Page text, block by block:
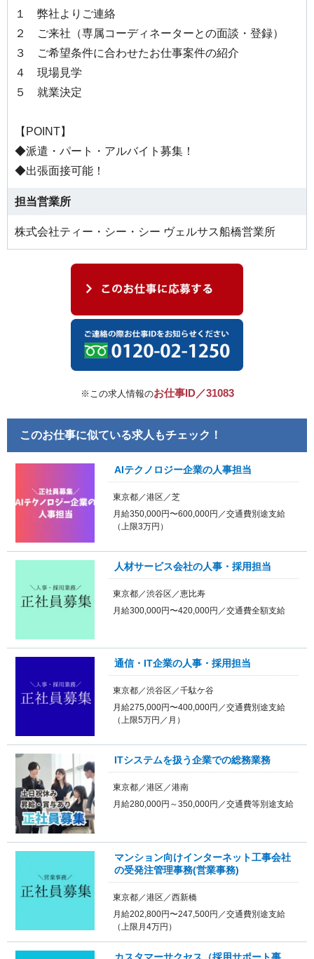
１ 弊社よりご連絡
２ ご来社（専属コーディネーターとの面談・登録）
３ ご希望条件に合わせたお仕事案件の紹介
４ 現場見学
５ 就業決定
【POINT】
◆派遣・パート・アルバイト募集！
◆出張面接可能！
担当営業所
株式会社ティー・シー・シー ヴェルサス船橋営業所
※この求人情報のお仕事ID／31083
このお仕事に似ている求人もチェック！
AIテクノロジー企業の人事担当
東京都／港区／芝
月給350,000円〜600,000円／交通費別途支給
（上限3万円）
人材サービス会社の人事・採用担当
東京都／渋谷区／恵比寿
月給300,000円〜420,000円／交通費全額支給
通信・IT企業の人事・採用担当
東京都／渋谷区／千駄ケ谷
月給275,000円〜400,000円／交通費別途支給
（上限5万円／月）
ITシステムを扱う企業での総務業務
東京都／港区／港南
月給280,000円～350,000円／交通費等別途支給
マンション向けインターネット工事会社
の受発注管理事務(営業事務)
東京都／港区／西新橋
月給202,800円〜247,500円／交通費別途支給
（上限月4万円）
カスタマーサクセス（採用サポート事